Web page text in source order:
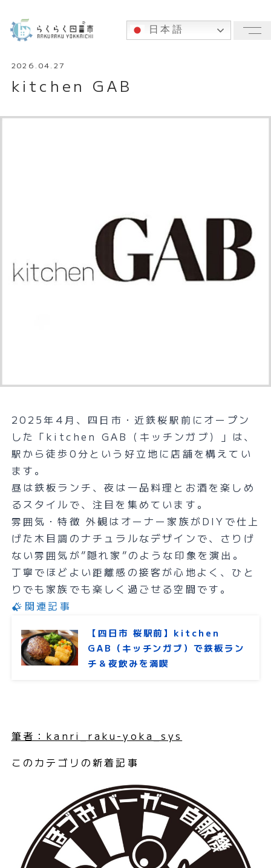
日本語
2026.04.27
kitchen GAB
2025年4月、四日市・近鉄桜駅前にオープン
した「kitchen GAB（キッチンガブ）」は、
駅から徒歩0分という好立地に店舗を構えてい
ます。
昼は鉄板ランチ、夜は一品料理とお酒を楽しめ
るスタイルで、注目を集めています。
雰囲気・特徴 外観はオーナー家族がDIYで仕上
げた木目調のナチュラルなデザインで、さりげ
ない雰囲気が”隠れ家”のような印象を演出。
丁寧でほどよい距離感の接客が心地よく、ひと
りでも家族でも楽しく過ごせる空間です。
関連記事
【四日市 桜駅前】kitchen
GAB（キッチンガブ）で鉄板ラン
チ＆夜飲みを満喫
筆者：kanri_raku-yoka_sys
このカテゴリの新着記事